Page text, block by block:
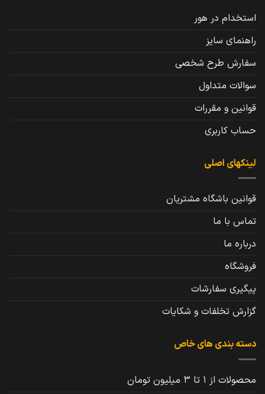
استخدام در هور
راهنمای سایز
سفارش طرح شخصی
سوالات متداول
قوانین و مقررات
حساب کاربری
لینکهای اصلی
قوانین باشگاه مشتریان
تماس با ما
درباره ما
فروشگاه
پیگیری سفارشات
گزارش تخلفات و شکایات
دسته بندی های خاص
محصولات از 1 تا 3 میلیون تومان